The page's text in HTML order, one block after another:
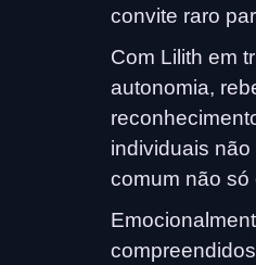
convite raro
Com Lilith em
autonomia,
individuais
comum não só